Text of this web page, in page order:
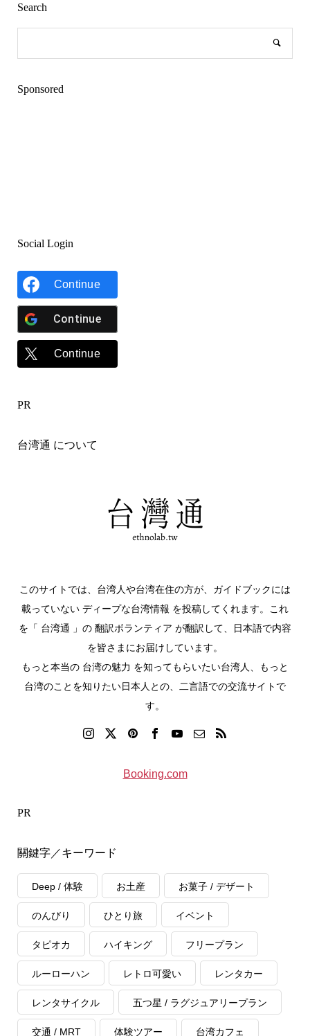
Search
Sponsored
Social Login
Continue
Continue
Continue
PR
台湾通 について
このサイトでは、台湾人や台湾在住の方が、ガイドブックには
載っていない ディープな台湾情報 を投稿してくれます。これ
を「 台湾通 」の 翻訳ボランティア が翻訳して、日本語で内容
を皆さまにお届けしています。
もっと本当の 台湾の魅力 を知ってもらいたい台湾人、もっと
台湾のことを知りたい日本人との、二言語での交流サイトで
す。
Booking.com
PR
關鍵字／キーワード
Deep / 体験 お土産 お菓子 / デザート
のんびり ひとり旅 イベント
タピオカ ハイキング フリープラン
ルーローハン レトロ可愛い レンタカー
レンタサイクル 五つ星 / ラグジュアリープラン
交通 / MRT 体験ツアー 台湾カフェ